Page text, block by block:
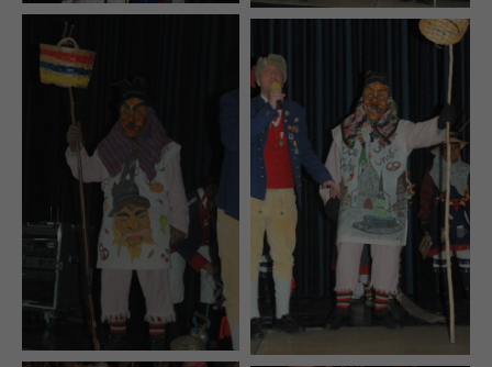
Cybersteel Inc.
376-293 City Road, Suite 600
San Francisco, CA 94102
Have any questions?
+44 1234 567 890
Drop us a line
info@yourdomain.com
About us
Lorem ipsum dolor sit amet, consectetuer